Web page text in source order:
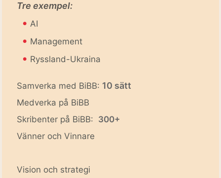
Tre exempel:
• AI
• Management
• Ryssland-Ukraina
Samverka med BiBB: 10 sätt
Medverka på BiBB
Skribenter på BiBB: 300+
Vänner och Vinnare
Vision och strategi